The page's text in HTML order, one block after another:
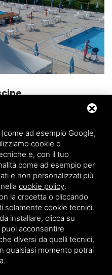
RISTORANTE
CONTATTI
Privacy
Migliaro (FE) | p.iva
ad esempio Google,
cookie o
e, con il tuo
come ad esempio per
e non personalizzati più
cookie policy.
la crocetta o cliccando
solamente cookie tecnici.
installare, clicca su
acconsentire
diversi da quelli tecnici,
qualsiasi momento potrai